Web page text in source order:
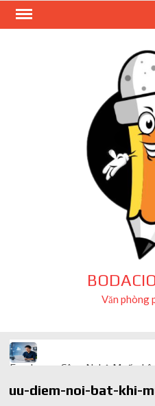
Skip
Văn phòng
Freelancer Công Nghệ Muốn
Quà cá nhân hóa: vì sao
uu-diem-noi-bat-khi-